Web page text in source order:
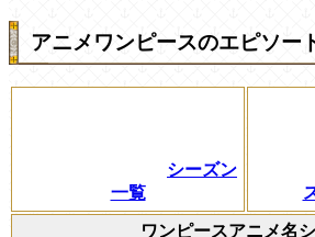
アニメワンピースのエピソー
シーズン
一覧
ワンピースアニメ名